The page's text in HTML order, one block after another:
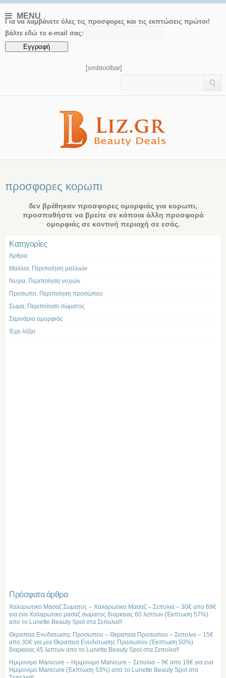
MENU
Για να λαμβάνετε όλες τις προσφορες και τις εκπτώσεις πρώτοι!
βάλτε εδώ το e-mail σας:
[smbtoolbar]
προσφορες κορωπι
δεν βρέθηκαν προσφορες ομορφιάς για κορωπι,
προσπαθήστε να βρείτε σε κάποια άλλη προσφορά
ομορφιάς σε κοντινή περιοχή σε εσάς.
Kατηγορίες
Άρθρα
Μαλλια, Περιποίηση μαλλιών
Νυχια, Περιποίηση νυχιών
Προσωπο, Περιποίηση προσώπου
Σωμα, Περιποίηση σώματος
Σεμινάρια ομορφιάς
Έχει λήξει
Πρόσφατα άρθρα
Χαλαρωτικο Μασαζ Σωματος – Χαλαρωτικο Μασαζ – Σεπολια – 30€ απο 69€
για ενα Χαλαρωτικο μασαζ σωματος διαρκειας 60 λεπτων (Έκπτωση 57%)
απο το Lunette Beauty Spot στα Σεπολια!!
Θεραπεια Ενυδατωσης Προσωπου – Θεραπεια Προσωπου – Σεπολια – 15€
απο 30€ για μια Θεραπεια Ενυδατωσης Προσωπου (Έκπτωση 50%)
διαρκειας 45 λεπτων απο το Lunette Beauty Spot στα Σεπολια!!
Ημιμονιμο Manicure – Ημιμονιμο Manicure – Σεπολια – 9€ απο 19€ για ενα
Ημιμονιμο Manicure (Έκπτωση 53%) απο το Lunette Beauty Spot στα